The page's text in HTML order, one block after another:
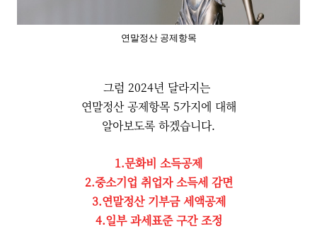
연말정산 공제항목
그럼 2024년 달라지는
연말정산 공제항목 5가지에 대해
알아보도록 하겠습니다.
1.문화비 소득공제
2.중소기업 취업자 소득세 감면
3.연말정산 기부금 세액공제
4.일부 과세표준 구간 조정